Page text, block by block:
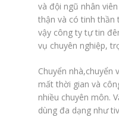
và đội ngũ nhân
thận và có tinh thần
vậy công ty tự tin
vụ chuyên nghiệp,
Chuyển nhà,chuyển
mất thời gian và
nhiều chuyên môn.
dùng đa dạng như